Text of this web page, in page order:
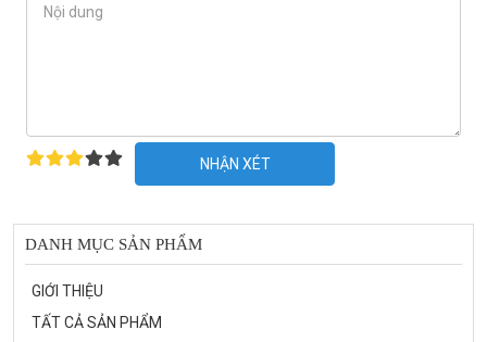
NHẬN XÉT
DANH MỤC SẢN PHẨM
GIỚI THIỆU
TẤT CẢ SẢN PHẨM